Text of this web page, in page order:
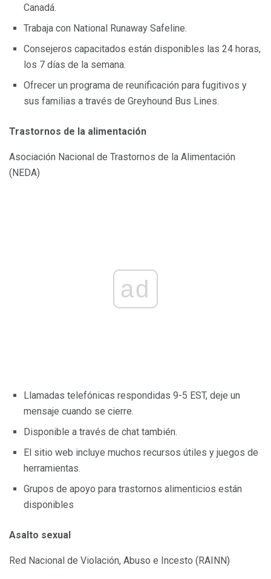
Canadá.
Trabaja con National Runaway Safeline.
Consejeros capacitados están disponibles las 24 horas,
los 7 días de la semana.
Ofrecer un programa de reunificación para fugitivos y
sus familias a través de Greyhound Bus Lines.
Trastornos de la alimentación
Asociación Nacional de Trastornos de la Alimentación
(NEDA)
ad
Llamadas telefónicas respondidas 9-5 EST, deje un
mensaje cuando se cierre.
Disponible a través de chat también.
El sitio web incluye muchos recursos útiles y juegos de
herramientas.
Grupos de apoyo para trastornos alimenticios están
disponibles
Asalto sexual
Red Nacional de Violación, Abuso e Incesto (RAINN)